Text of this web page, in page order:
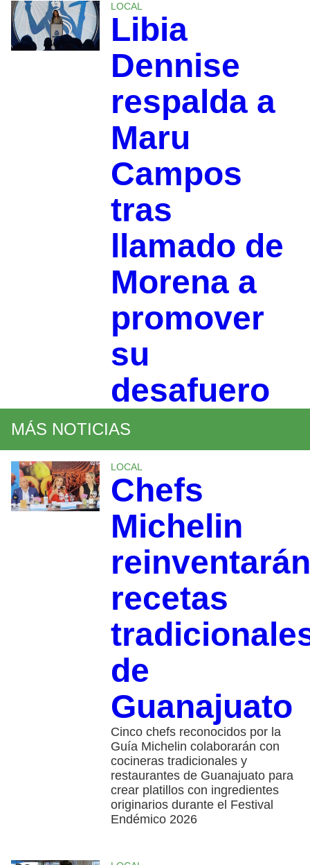
LOCAL
Libia
Dennise
respalda a
Maru
Campos
tras
llamado de
Morena a
promover
su
desafuero
MÁS NOTICIAS
LOCAL
Chefs
Michelin
reinventarán
recetas
de
Guanajuato
Cinco chefs reconocidos por la
Guía Michelin colaborarán con
cocineras tradicionales y
restaurantes de Guanajuato para
crear platillos con ingredientes
originarios durante el Festival
Endémico 2026